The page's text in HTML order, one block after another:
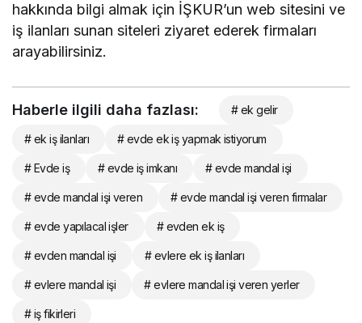
hakkında bilgi almak için İŞKUR’un web sitesini ve
iş ilanları sunan siteleri ziyaret ederek firmaları
arayabilirsiniz.
Haberle ilgili daha fazlası: # ek gelir
# ek iş ilanları # evde ek iş yapmak istiyorum
# Evde iş # evde iş imkanı # evde mandal işi
# evde mandal işi veren # evde mandal işi veren firmalar
# evde yapılacal işler # evden ek iş
# evden mandal işi # evlere ek iş ilanları
# evlere mandal işi # evlere mandal işi veren yerler
# iş fikirleri